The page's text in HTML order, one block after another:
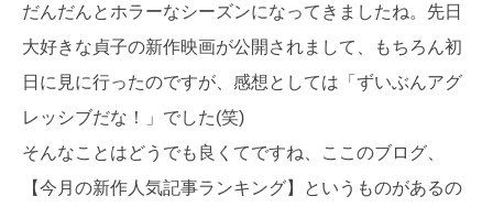
だんだんとホラーなシーズンになってきましたね。先日
大好きな貞子の新作映画が公開されまして、もちろん初
日に見に行ったのですが、感想としては「ずいぶんアグ
レッシブだな！」でした(笑)
そんなことはどうでも良くてですね、ここのブログ、
【今月の新作人気記事ランキング】というものがあるの